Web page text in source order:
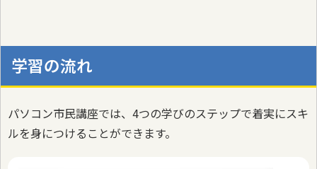
学習の流れ
パソコン市民講座では、4つの学びのステップで着実にスキ
ルを身につけることができます。